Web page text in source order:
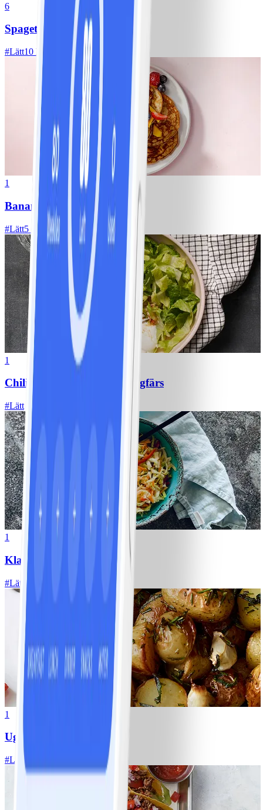
6
Spagetti med köttfärssås
#Lätt10 MIN
1
Bananpannkakor
#Lätt5 MIN
1
Chili con carne med kycklingfärs
#Lätt
1
Klassisk vitkålssallad
#Lätt 20 MIN
1
Ugnsrostad potatis
#Lätt 5 MIN